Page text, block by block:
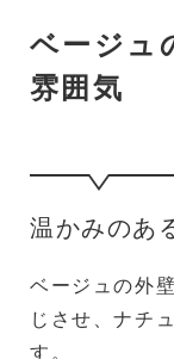
ベージュ
雰囲気
温かみのあ
ベージュの外
じさせ、ナチ
す。